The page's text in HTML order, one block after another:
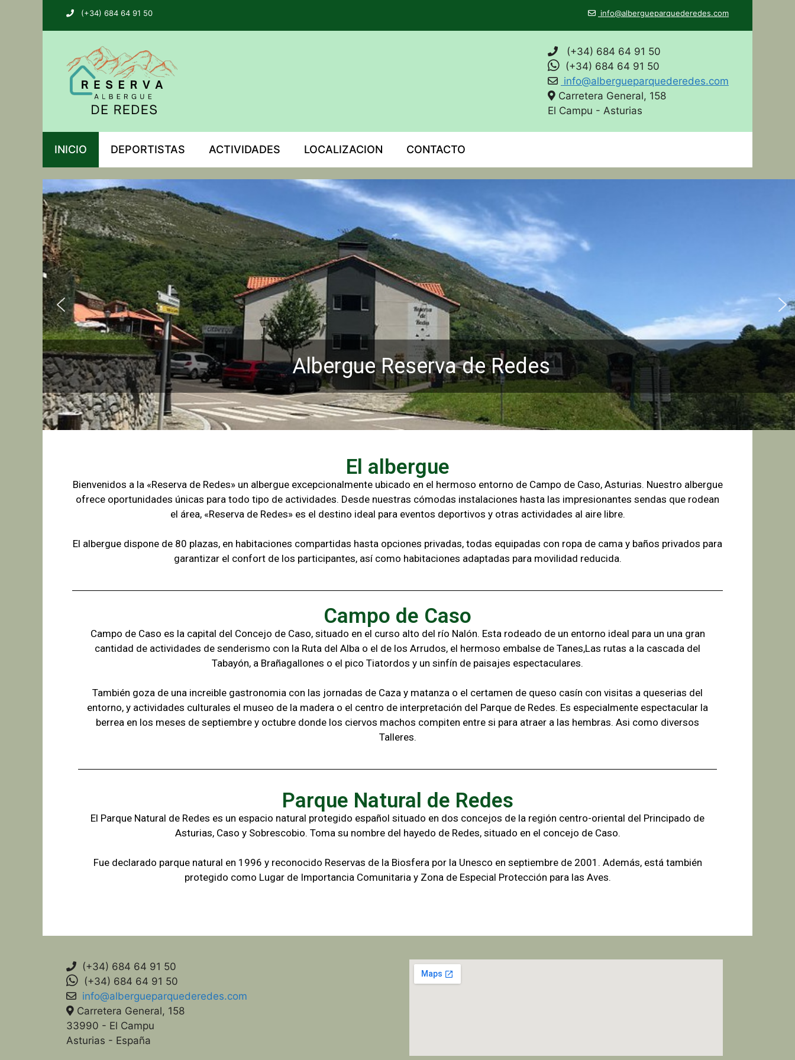
(+34) 684 64 91 50 info@albergueparquederedes.com
(+34) 684 64 91 50
(+34) 684 64 91 50
info@albergueparquederedes.com
Carretera General, 158
El Campu - Asturias
INICIO DEPORTISTAS ACTIVIDADES LOCALIZACION CONTACTO
Albergue Reserva de Redes
El albergue
Bienvenidos a la «Reserva de Redes» un albergue excepcionalmente ubicado en el hermoso entorno de Campo de Caso, Asturias. Nuestro albergue
ofrece oportunidades únicas para todo tipo de actividades. Desde nuestras cómodas instalaciones hasta las impresionantes sendas que rodean
el área, «Reserva de Redes» es el destino ideal para eventos deportivos y otras actividades al aire libre.
El albergue dispone de 80 plazas, en habitaciones compartidas hasta opciones privadas, todas equipadas con ropa de cama y baños privados para
garantizar el confort de los participantes, así como habitaciones adaptadas para movilidad reducida.
Campo de Caso
Campo de Caso es la capital del Concejo de Caso, situado en el curso alto del río Nalón. Esta rodeado de un entorno ideal para un una gran
cantidad de actividades de senderismo con la Ruta del Alba o el de los Arrudos, el hermoso embalse de Tanes,Las rutas a la cascada del
Tabayón, a Brañagallones o el pico Tiatordos y un sinfín de paisajes espectaculares.
También goza de una increible gastronomia con las jornadas de Caza y matanza o el certamen de queso casín con visitas a queserias del
entorno, y actividades culturales el museo de la madera o el centro de interpretación del Parque de Redes. Es especialmente espectacular la
berrea en los meses de septiembre y octubre donde los ciervos machos compiten entre si para atraer a las hembras. Asi como diversos
Talleres.
Parque Natural de Redes
El Parque Natural de Redes es un espacio natural protegido español situado en dos concejos de la región centro-oriental del Principado de
Asturias, Caso y Sobrescobio. Toma su nombre del hayedo de Redes, situado en el concejo de Caso.
Fue declarado parque natural en 1996 y reconocido Reservas de la Biosfera por la Unesco en septiembre de 2001. Además, está también
protegido como Lugar de Importancia Comunitaria y Zona de Especial Protección para las Aves.
(+34) 684 64 91 50
(+34) 684 64 91 50
info@albergueparquederedes.com
Carretera General, 158
33990 - El Campu
Asturias - España